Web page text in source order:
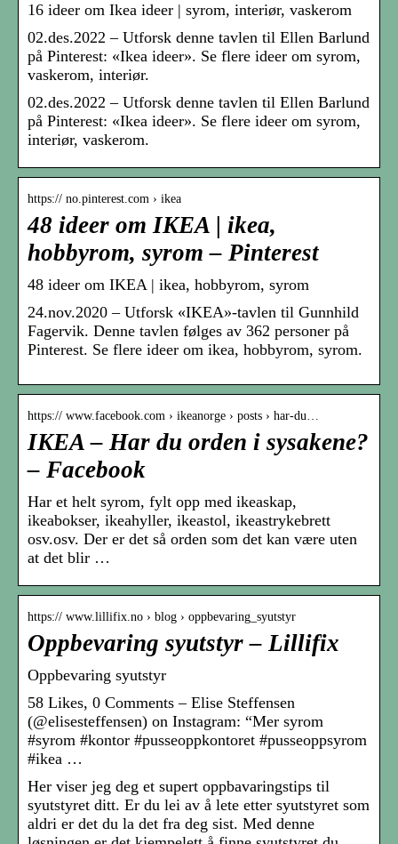
16 ideer om Ikea ideer | syrom, interiør, vaskerom
02.des.2022 – Utforsk denne tavlen til Ellen Barlund
på Pinterest: «Ikea ideer». Se flere ideer om syrom,
vaskerom, interiør.
02.des.2022 – Utforsk denne tavlen til Ellen Barlund
på Pinterest: «Ikea ideer». Se flere ideer om syrom,
interiør, vaskerom.
https:// no.pinterest.com › ikea
48 ideer om IKEA | ikea,
hobbyrom, syrom – Pinterest
48 ideer om IKEA | ikea, hobbyrom, syrom
24.nov.2020 – Utforsk «IKEA»-tavlen til Gunnhild
Fagervik. Denne tavlen følges av 362 personer på
Pinterest. Se flere ideer om ikea, hobbyrom, syrom.
https:// www.facebook.com › ikeanorge › posts › har-du…
IKEA – Har du orden i sysakene?
– Facebook
Har et helt syrom, fylt opp med ikeaskap,
ikeabokser, ikeahyller, ikeastol, ikeastrykebrett
osv.osv. Der er det så orden som det kan være uten
at det blir …
https:// www.lillifix.no › blog › oppbevaring_syutstyr
Oppbevaring syutstyr – Lillifix
Oppbevaring syutstyr
58 Likes, 0 Comments – Elise Steffensen
(@elisesteffensen) on Instagram: “Mer syrom
#syrom #kontor #pusseoppkontoret #pusseoppsyrom
#ikea …
Her viser jeg deg et supert oppbavaringstips til
syutstyret ditt. Er du lei av å lete etter syutstyret som
aldri er det du la det fra deg sist. Med denne